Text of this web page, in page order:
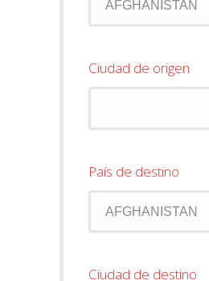
Ciudad de origen
País de destino
Ciudad de destino